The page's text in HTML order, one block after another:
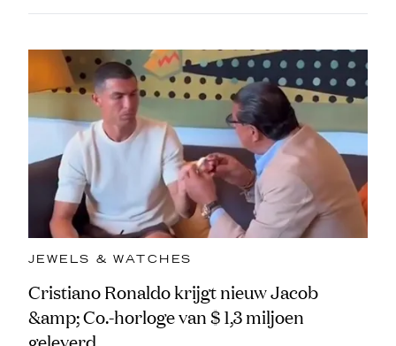
JEWELS & WATCHES
Cristiano Ronaldo krijgt nieuw Jacob
&amp; Co.-horloge van $ 1,3 miljoen